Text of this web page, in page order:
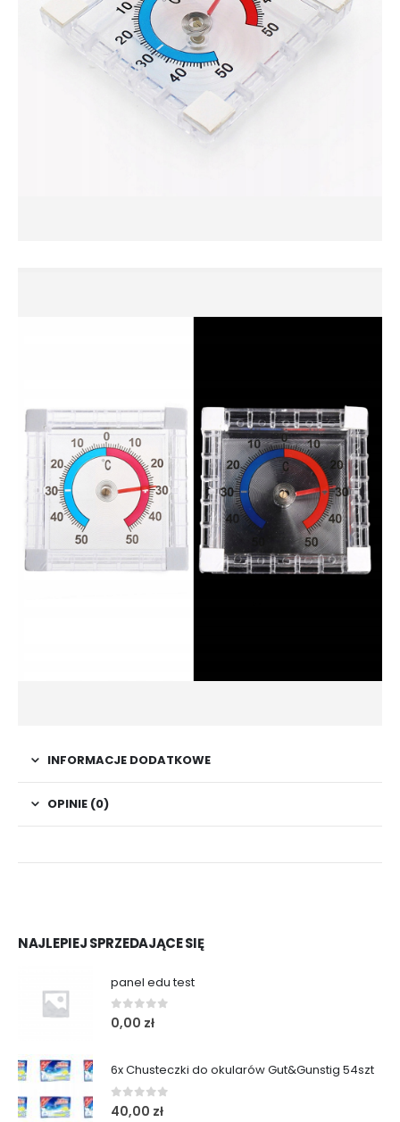
INFORMACJE DODATKOWE
OPINIE (0)
NAJLEPIEJ SPRZEDAJĄCE SIĘ
panel edu test
0 out of 5
0,00 zł
6x Chusteczki do okularów Gut&Gunstig 54szt
0 out of 5
40,00 zł